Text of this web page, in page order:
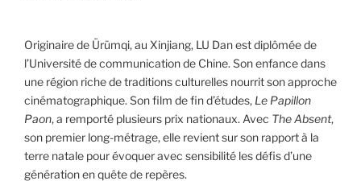
Originaire de Ürümqi, au Xinjiang, LU Dan est diplômée de
l’Université de communication de Chine. Son enfance dans
une région riche de traditions culturelles nourrit son approche
cinématographique. Son film de fin d’études, Le Papillon
Paon, a remporté plusieurs prix nationaux. Avec The Absent,
son premier long-métrage, elle revient sur son rapport à la
terre natale pour évoquer avec sensibilité les défis d’une
génération en quête de repères.